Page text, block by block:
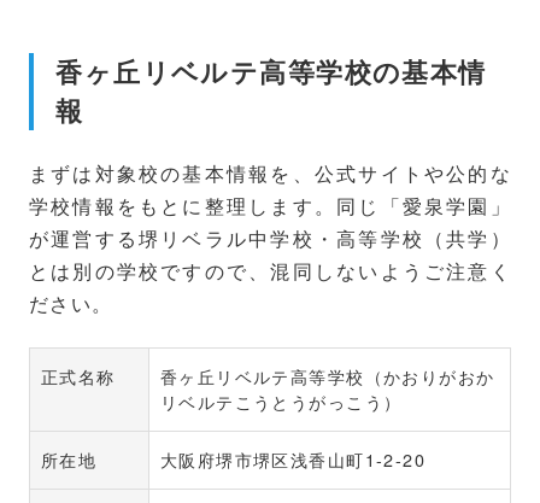
香ヶ丘リベルテ高等学校の基本情
報
まずは対象校の基本情報を、公式サイトや公的な
学校情報をもとに整理します。同じ「愛泉学園」
が運営する堺リベラル中学校・高等学校（共学）
とは別の学校ですので、混同しないようご注意く
ださい。
正式名称
香ヶ丘リベルテ高等学校（かおりがおか
リベルテこうとうがっこう）
所在地 大阪府堺市堺区浅香山町1-2-20